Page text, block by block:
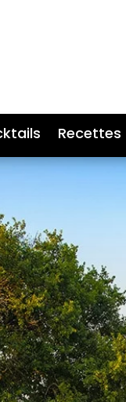
Recettes